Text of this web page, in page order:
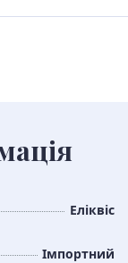
Еліквіс
Імпортний